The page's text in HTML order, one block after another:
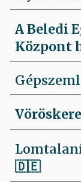
A Beledi
Központ
🇩🇪